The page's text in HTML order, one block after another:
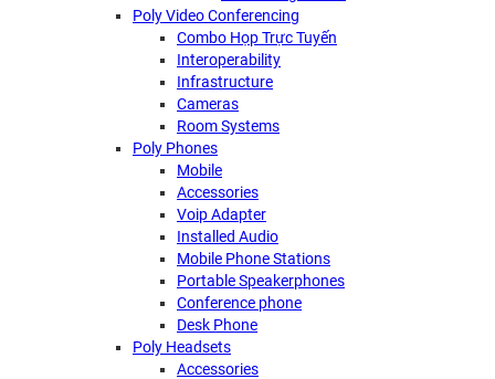
Poly Video Conferencing
Combo Họp Trực Tuyến
Interoperability
Infrastructure
Cameras
Room Systems
Poly Phones
Mobile
Accessories
Voip Adapter
Installed Audio
Mobile Phone Stations
Portable Speakerphones
Conference phone
Desk Phone
Poly Headsets
Accessories